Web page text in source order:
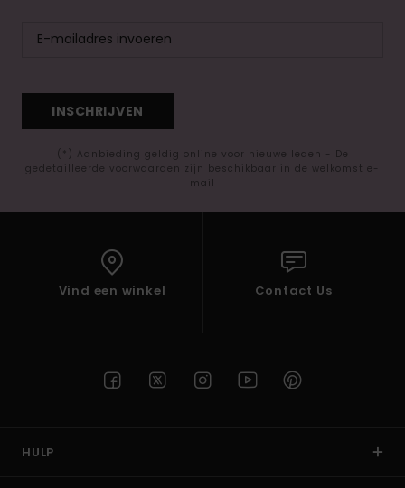
INSCHRIJVEN
(*) Aanbieding geldig online voor nieuwe leden - De
gedetailleerde voorwaarden zijn beschikbaar in de welkomst e-
mail
Vind een winkel Contact Us
HULP